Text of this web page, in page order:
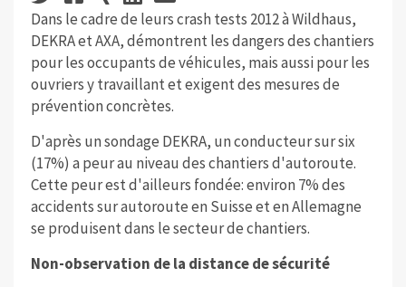
Dans le cadre de leurs crash tests 2012 à Wildhaus,
DEKRA et AXA, démontrent les dangers des chantiers
pour les occupants de véhicules, mais aussi pour les
ouvriers y travaillant et exigent des mesures de
prévention concrètes.
D'après un sondage DEKRA, un conducteur sur six
(17%) a peur au niveau des chantiers d'autoroute.
Cette peur est d'ailleurs fondée: environ 7% des
accidents sur autoroute en Suisse et en Allemagne
se produisent dans le secteur de chantiers.
Non-observation de la distance de sécurité